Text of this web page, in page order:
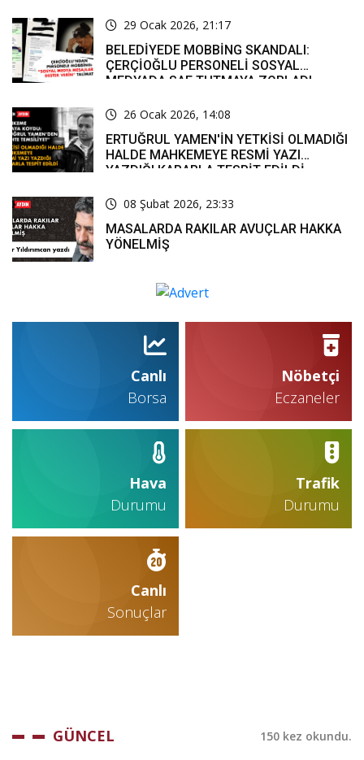
29 Ocak 2026, 21:17
BELEDİYEDE MOBBİNG SKANDALI:
ÇERÇİOĞLU PERSONELİ SOSYAL
MEDYADA SAF TUTMAYA ZORLADI
26 Ocak 2026, 14:08
ERTUĞRUL YAMEN'İN YETKİSİ OLMADIĞI
HALDE MAHKEMEYE RESMİ YAZI
YAZDIĞI KARARLA TESPİT EDİLDİ
08 Şubat 2026, 23:33
MASALARDA RAKILAR AVUÇLAR HAKKA
YÖNELMİŞ
Canlı
Borsa
Nöbetçi
Eczaneler
Hava
Durumu
Trafik
Durumu
Canlı
Sonuçlar
GÜNCEL 150 kez okundu.